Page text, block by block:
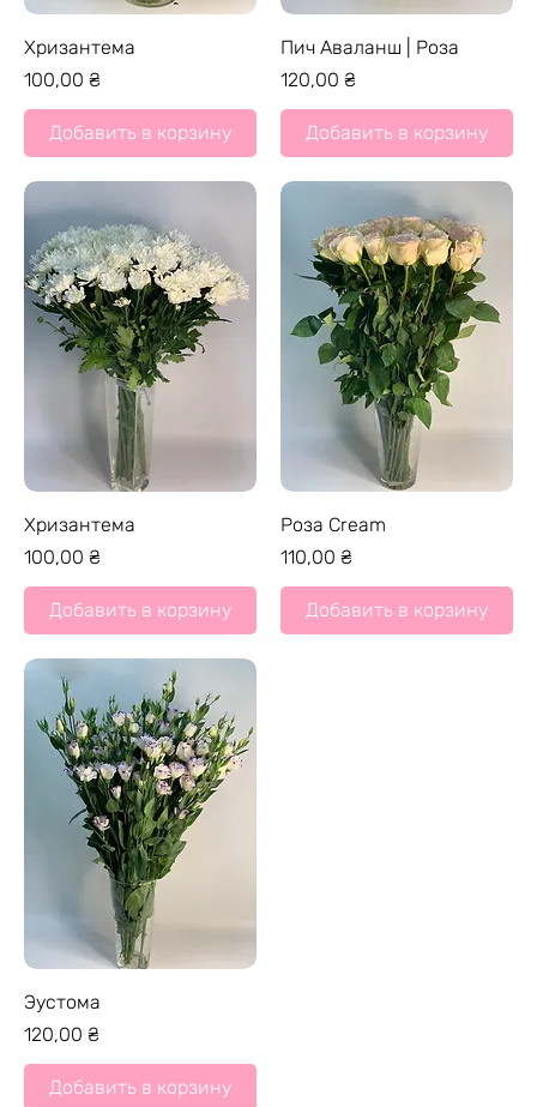
Хризантема
Цена
100,00 ₴
Добавить в корзину
Пич Аваланш | Роза
Цена
120,00 ₴
Добавить в корзину
Хризантема
Цена
100,00 ₴
Добавить в корзину
Роза Cream
Цена
110,00 ₴
Добавить в корзину
Эустома
Цена
120,00 ₴
Добавить в корзину